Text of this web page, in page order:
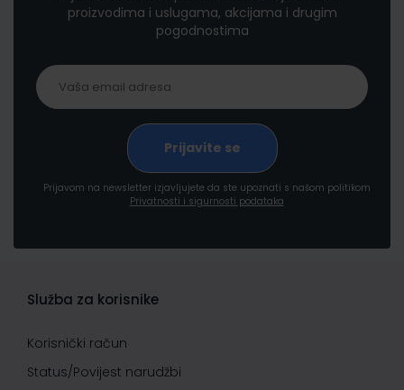
proizvodima i uslugama, akcijama i drugim
pogodnostima
Prijavom na newsletter izjavljujete da ste upoznati s našom politikom
Privatnosti i sigurnosti podataka
Služba za korisnike
Korisnički račun
Status/Povijest narudžbi